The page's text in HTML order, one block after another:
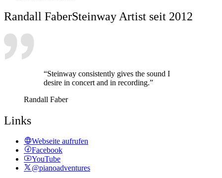
Randall FaberSteinway Artist seit 2012
“Steinway consistently gives the sound I
desire in concert and in recording.”
Randall Faber
Links
Webseite aufrufen
Facebook
YouTube
@pianoadventures